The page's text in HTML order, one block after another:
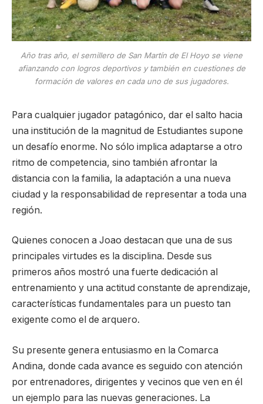
Año tras año, el semillero de San Martín de El Hoyo se viene
afianzando con logros deportivos y también en cuestiones de
formación de valores en cada uno de sus jugadores.
Para cualquier jugador patagónico, dar el salto hacia
una institución de la magnitud de Estudiantes supone
un desafío enorme. No sólo implica adaptarse a otro
ritmo de competencia, sino también afrontar la
distancia con la familia, la adaptación a una nueva
ciudad y la responsabilidad de representar a toda una
región.
Quienes conocen a Joao destacan que una de sus
principales virtudes es la disciplina. Desde sus
primeros años mostró una fuerte dedicación al
entrenamiento y una actitud constante de aprendizaje,
características fundamentales para un puesto tan
exigente como el de arquero.
Su presente genera entusiasmo en la Comarca
Andina, donde cada avance es seguido con atención
por entrenadores, dirigentes y vecinos que ven en él
un ejemplo para las nuevas generaciones. La